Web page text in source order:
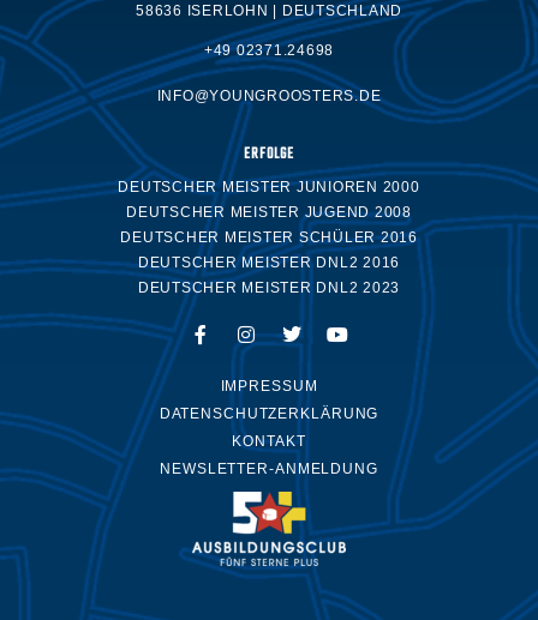
58636 ISERLOHN | DEUTSCHLAND
+49 02371.24698
INFO@YOUNGROOSTERS.DE
ERFOLGE
DEUTSCHER MEISTER JUNIOREN 2000
DEUTSCHER MEISTER JUGEND 2008
DEUTSCHER MEISTER SCHÜLER 2016
DEUTSCHER MEISTER DNL2 2016
DEUTSCHER MEISTER DNL2 2023
IMPRESSUM
DATENSCHUTZERKLÄRUNG
KONTAKT
NEWSLETTER-ANMELDUNG